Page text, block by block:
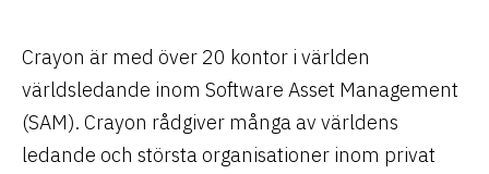
Crayon är med över 20 kontor i världen
världsledande inom Software Asset Management
(SAM). Crayon rådgiver många av världens
ledande och största organisationer inom privat